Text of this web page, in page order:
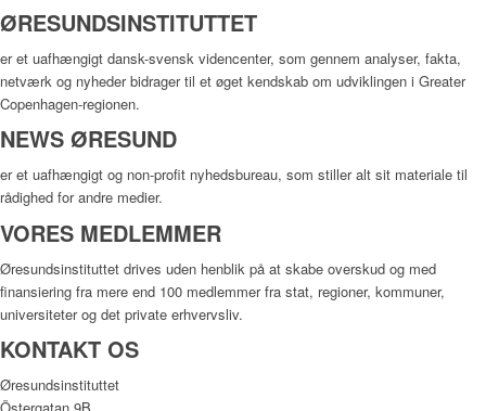
ØRESUNDSINSTITUTTET
er et uafhængigt dansk-svensk videncenter, som gennem analyser, fakta,
netværk og nyheder bidrager til et øget kendskab om udviklingen i Greater
Copenhagen-regionen.
NEWS ØRESUND
er et uafhængigt og non-profit nyhedsbureau, som stiller alt sit materiale til
rådighed for andre medier.
VORES MEDLEMMER
Øresundsinstituttet drives uden henblik på at skabe overskud og med
finansiering fra mere end 100 medlemmer fra stat, regioner, kommuner,
universiteter og det private erhvervsliv.
KONTAKT OS
Øresundsinstituttet
Östergatan 9B